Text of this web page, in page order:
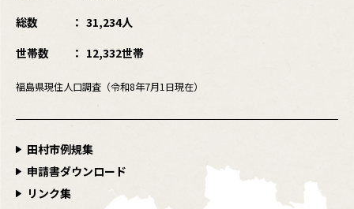
総数
31,234人
世帯数
12,332世帯
福島県現住人口調査（令和8年7月1日現在）
田村市例規集
申請書ダウンロード
リンク集